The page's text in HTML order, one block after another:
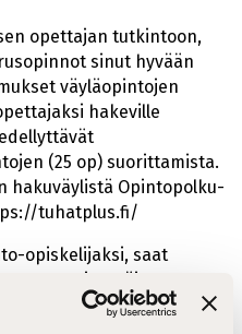
opettajan tutkintoon,
sinut hyvään
väyläopintojen
hakeville
(25 op) suorittamista.
hakuväylistä Opintopolku-
tuhatplus.fi/
opiskelijaksi, saat
itsenäiseen
avoimen yliopiston